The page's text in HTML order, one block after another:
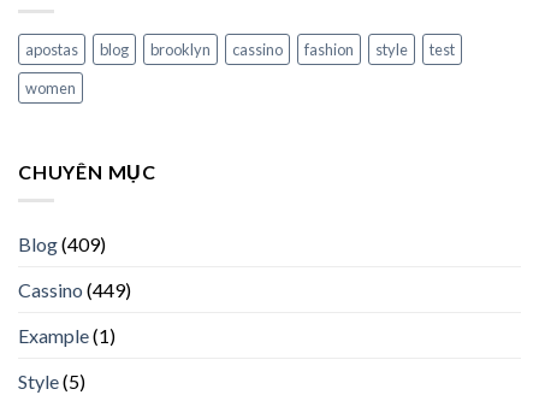
apostas blog brooklyn cassino fashion style
test
women
CHUYÊN MỤC
Blog(409)
Cassino (449)
Example(1)
Style(5)